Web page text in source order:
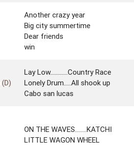
Another crazy year
Big city summertime
Dear friends
win
Lay Low............Country Race
Lonely Drum.....All shook up
Cabo san lucas
ON THE WAVES........KATCHI
LITTLE WAGON WHEEL